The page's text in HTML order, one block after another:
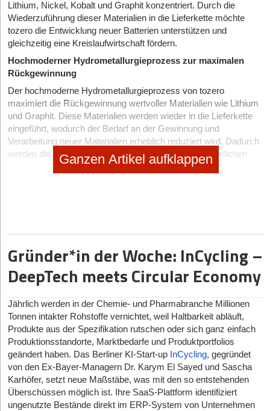
Lithium, Nickel, Kobalt und Graphit konzentriert. Durch die
Wiederzuführung dieser Materialien in die Lieferkette möchte
tozero die Entwicklung neuer Batterien unterstützen und
gleichzeitig eine Kreislaufwirtschaft fördern.
Hochmoderner Hydrometallurgieprozess zur maximalen
Rückgewinnung
Der hochmoderne Hydrometallurgieprozess von tozero
maximiert die Rückgewinnung wertvoller Materialien wie Lithium
und Graphit. Diese Materialien werden wieder in die Lieferkette
eingeführt, wodurch der Bedarf an der Gewinnung und
Verarbeitung neuer Materialien erheblich reduziert wird. Dadurch
werden die CO2
-Emissionen im Vergleich zu herkömmlichen
Lithiumabbau- und -verarbeitungstechniken um bis zu 70 %
Der im Juli 2023 gestartete Betrieb der Münchner Pilotanlage
ermöglicht es seit März 2024 hochwertiges recycelts Lithium an
europäische Kund*innen zu liefern. „Unser Lithium ist ein Beweis
Material für verschiedene Industriezweige in Europa“,
kommentiert Sachin Samarakone, ein Teammitglied von tozero.
„Unsere Mission ist es, den Abfall von Lithium-Ionen-Batterien
wirklich auf Null zu reduzieren, und jede Tonne recyceltes Lithium
stellt einen bedeutenden Schritt zur Reduzierung unseres
ökologischen Fußabdrucks und zur Erreichung einer Netto-Null-
Zukunft dar“, erklärt Sarah Fleischer, Mitbegründerin und CEO
Ganzen Artikel aufklappen
Gründer*in der Woche: InCycling –
DeepTech meets Circular Economy
Jährlich werden in der Chemie- und Pharmabranche Millionen
Tonnen intakter Rohstoffe vernichtet, weil Haltbarkeit abläuft,
Produkte aus der Spezifikation rutschen oder sich ganz einfach
Produktionsstandorte, Marktbedarfe und Produktportfolios
geändert haben. Das Berliner KI-Start-up InCycling, gegründet
von den Ex-Bayer-Managern Dr. Karym El Sayed und Sascha
Karhöfer, setzt neue Maßstäbe, was mit den so entstehenden
Überschüssen möglich ist. Ihre SaaS-Plattform identifiziert
ungenutzte Bestände direkt im ERP-System von Unternehmen